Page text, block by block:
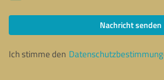
Nachricht senden
Ich stimme den